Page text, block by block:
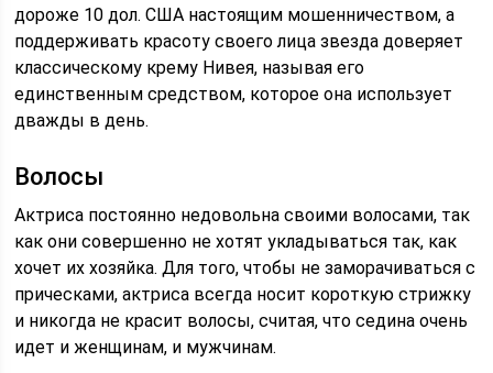
дороже 10 дол. США настоящим мошенничеством, а
поддерживать красоту своего лица звезда доверяет
классическому крему Нивея, называя его
единственным средством, которое она использует
дважды в день.
Волосы
Актриса постоянно недовольна своими волосами, так
как они совершенно не хотят укладываться так, как
хочет их хозяйка. Для того, чтобы не заморачиваться с
прическами, актриса всегда носит короткую стрижку
и никогда не красит волосы, считая, что седина очень
идет и женщинам, и мужчинам.